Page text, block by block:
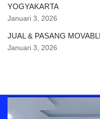
YOGYAKARTA
Januari 3, 2026
JUAL & PASANG
Januari 3, 2026